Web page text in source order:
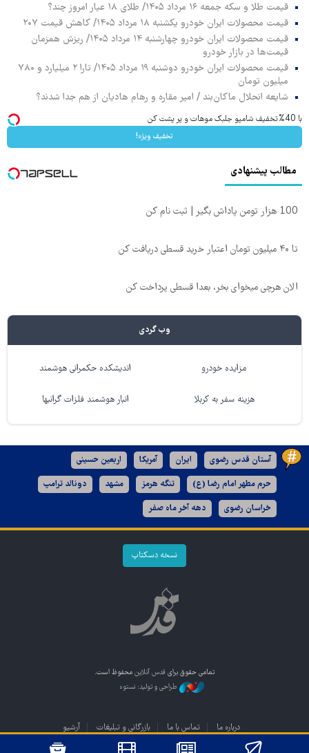
قیمت طلا و سکه جمعه ۱۶ مرداد ۱۴۰۵/ طلای ۱۸ عیار امروز چند؟
قیمت محصولات ایران خودرو یکشنبه ۱۸ مرداد ۱۴۰۵/ کاهش قیمت ۲۰۷
قیمت محصولات ایران خودرو چهارشنبه ۱۴ مرداد ۱۴۰۵/ ریزش همزمان
قیمت‌ها در بازار خودرو
قیمت محصولات ایران خودرو دوشنبه ۱۹ مرداد ۱۴۰۵/ تارا ۲ میلیارد و ۷۸۰
میلیون تومان
شایعه انحلال ماکان‌بند / امیر مقاره و رهام هادیان از هم جدا شدند؟
با 40%تخفیف شامپو جلبک موهات و پر پشت کن
تخفیف ویژه!
مطالب پیشنهادی
100 هزار تومن پاداش بگیر | ثبت نام کن
تا ۴۰ میلیون تومان اعتبار خرید قسطی دریافت کن
الان هرچی میخوای بخر، بعدا قسطی پرداخت کن
وب گردی
مزایده خودرو اندیشکده حکمرانی هوشمند
هزینه سفر به کربلا انبار هوشمند فلزات گرانبها
آستان قدس رضوی ایران آمریکا اربعین حسینی
حرم مطهر امام رضا (ع) تنگه هرمز مشهد دونالد ترامپ
خراسان رضوی دهه آخر ماه صفر
نسخه دسکتاپ
تمامی حقوق برای قدس آنلاین محفوظ است.
طراحی و تولید: نستوه
درباره ما تماس با ما بازرگانی و تبلیغات آرشیو